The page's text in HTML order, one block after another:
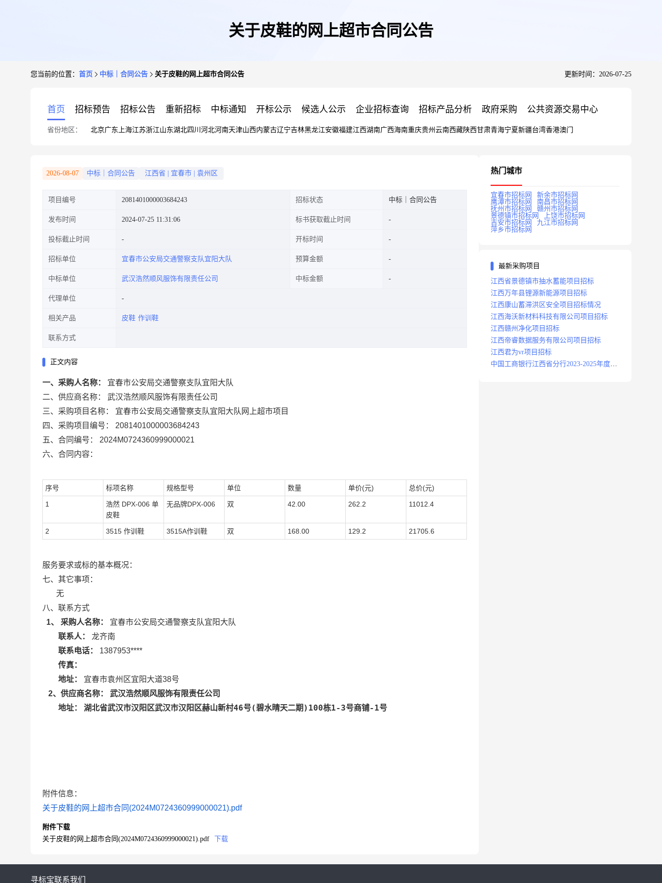
关于皮鞋的网上超市合同公告
您当前的位置： 首页 中标｜合同公告 关于皮鞋的网上超市合同公告 更新时间：2026-07-25
首页 招标预告 招标公告 重新招标 中标通知 开标公示 候选人公示 企业招标查询 招标产品分析 政府采购 公共资源交易中心
省份地区： 北京广东 上海江苏浙江山东湖北四川 河北河南天津山西内蒙古辽宁吉林黑龙江安徽福建江西湖南广西海南重庆贵州 云南西藏陕西甘肃青海宁夏新疆台湾香港澳门
2026-08-07 中标｜合同公告 江西省 宜春市 袁州区
项目编号 2081401000003684243 招标状态 中标｜合同公告
发布时间 2024-07-25 11:31:06 标书获取截止时间
投标截止时间 开标时间
招标单位 宜春市公安局交通警察支队宜阳大队 预算金额
中标单位 武汉浩然顺风服饰有限责任公司 中标金额
代理单位
相关产品 皮鞋 作训鞋
联系方式
正文内容
一、采购人名称：
宜春市公安局交通警察支队宜阳大队
二、供应商名称：
武汉浩然顺风服饰有限责任公司
三、采购项目名称：
宜春市公安局交通警察支队宜阳大队网上超市项目
四、采购项目编号：
2081401000003684243
五、合同编号：
2024M0724360999000021
六、合同内容：
序号 标项名称 规格型号 单位 数量 单价(元) 总价(元)
1
浩然 DPX-006 单
皮鞋
无品牌DPX-006 双 42.00 262.2 11012.4
2 3515 作训鞋 3515A作训鞋 双 168.00 129.2 21705.6
服务要求或标的基本概况：
七、其它事项：
无
八、联系方式
1、 采购人名称：
宜春市公安局交通警察支队宜阳大队
联系人：
龙齐南
联系电话：
1387953****
传真：
地址：
宜春市袁州区宜阳大道38号
2、供应商名称： 武汉浩然顺风服饰有限责任公司
地址： 湖北省武汉市汉阳区武汉市汉阳区赫山新村46号(碧水晴天二期)100栋1-3号商铺-1号
附件信息：
关于皮鞋的网上超市合同(2024M0724360999000021).pdf
附件下载
关于皮鞋的网上超市合同(2024M0724360999000021).pdf
下载
热门城市
宜春市招标网
新余市招标网
鹰潭市招标网
南昌市招标网
抚州市招标网
赣州市招标网
景德镇市招标网
上饶市招标网
吉安市招标网
九江市招标网
萍乡市招标网
最新采购项目
江西省景德镇市抽水蓄能项目招标
江西万年县锂源新能源项目招标
江西康山蓄滞洪区安全项目招标情况
江西海沃新材料科技有限公司项目招标
江西赣州净化项目招标
江西帝睿数据服务有限公司项目招标
江西君为vr项目招标
中国工商银行江西省分行2023-2025年度补
寻标宝联系我们